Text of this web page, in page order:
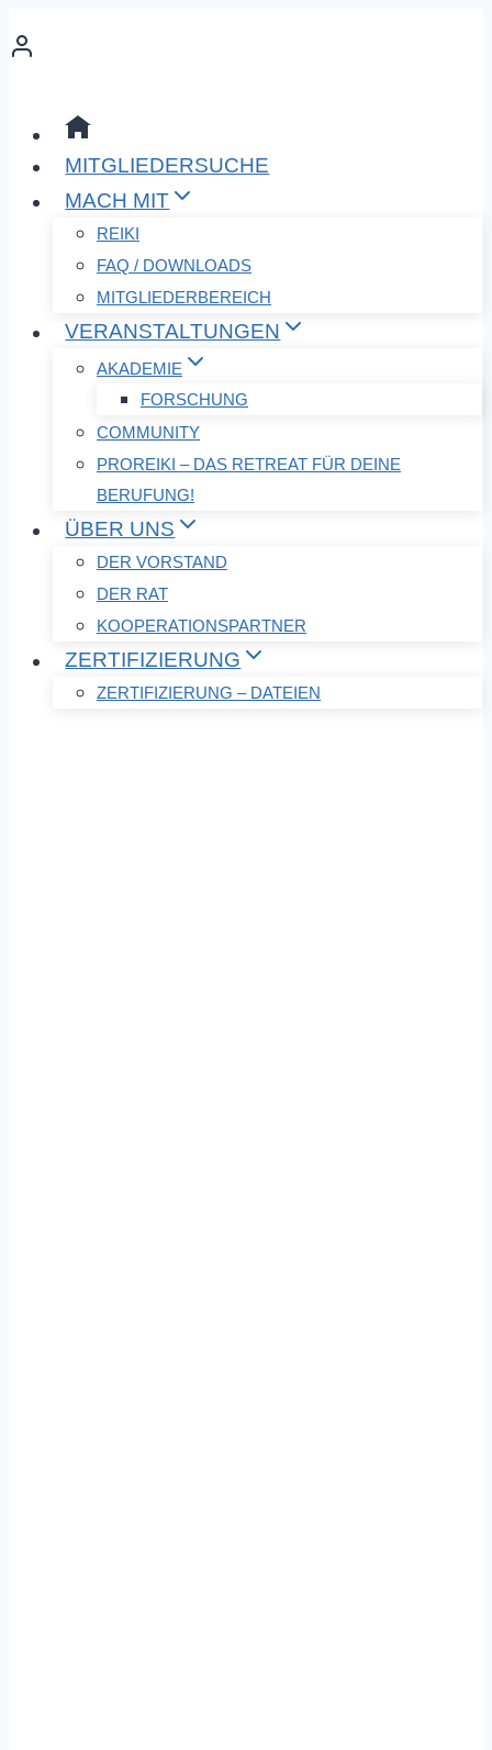
Inhalt
MITGLIEDERSUCHE
MACH MIT
REIKI
FAQ / DOWNLOADS
MITGLIEDERBEREICH
VERANSTALTUNGEN
AKADEMIE
FORSCHUNG
COMMUNITY
PROREIKI – DAS RETREAT FÜR DEINE
BERUFUNG!
ÜBER UNS
DER VORSTAND
DER RAT
KOOPERATIONSPARTNER
ZERTIFIZIERUNG
ZERTIFIZIERUNG – DATEIEN